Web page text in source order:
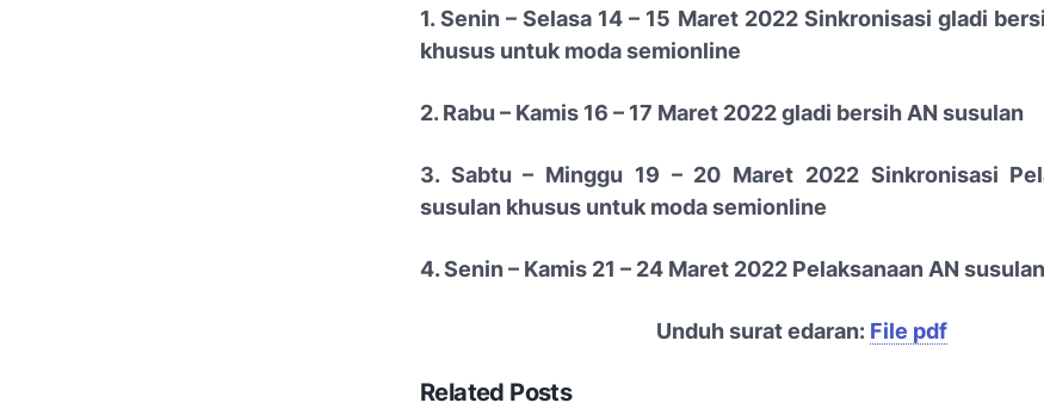
1. Senin – Selasa 14 – 15 Maret 2022 Sinkronisasi gladi
khusus untuk moda semionline
2. Rabu – Kamis 16 – 17 Maret 2022 gladi bersih AN susulan
3. Sabtu – Minggu 19 – 20 Maret 2022 Sinkronisasi
susulan khusus untuk moda semionline
4. Senin – Kamis 21 – 24 Maret 2022 Pelaksanaan AN susulan
Unduh surat edaran: File pdf
Related Posts